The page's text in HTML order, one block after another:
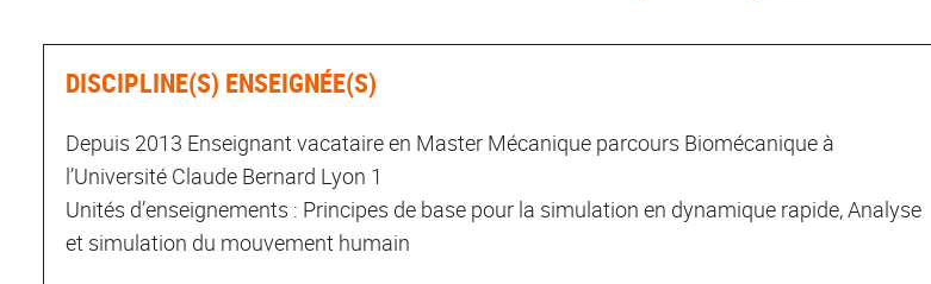
DISCIPLINE(S) ENSEIGNÉE(S)
Depuis 2013 Enseignant vacataire en Master Mécanique parcours Biomécanique à
l’Université Claude Bernard Lyon 1
Unités d’enseignements : Principes de base pour la simulation en dynamique rapide, Analyse
et simulation du mouvement humain